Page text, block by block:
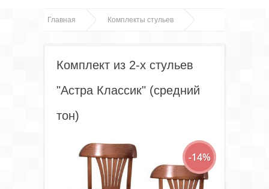
Главная Комплекты стульев
тон)Комплект из 2-х стульев
"Астра Классик" (средний
тон)
-14%